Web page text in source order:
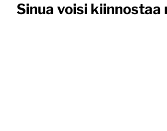
Sinua voisi kiinnostaa